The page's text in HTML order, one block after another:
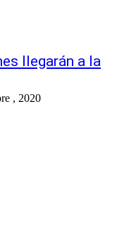
llegarán a la
, 2020